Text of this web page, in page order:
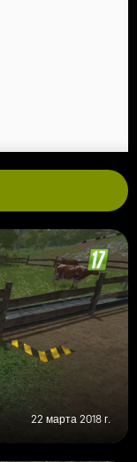
22 марта 2018 г.